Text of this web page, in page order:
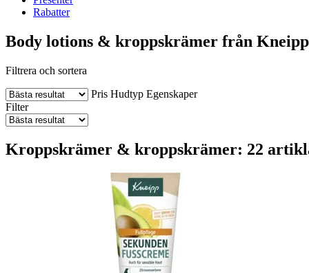
Rabatter
Body lotions & kroppskrämer från Kneipp
Filtrera och sortera
Pris Hudtyp Egenskaper
Filter
Kroppskrämer & kroppskrämer: 22